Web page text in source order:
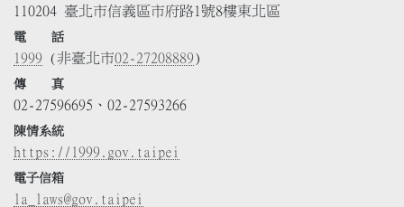
110204 臺北市信義區市府路1號8樓東北區
電 話
1999 (非臺北市02-27208889)
傳 真
02-27596695、02-27593266
陳情系統
https://1999.gov.taipei
電子信箱
la_laws@gov.taipei